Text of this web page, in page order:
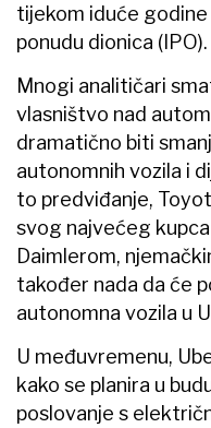
tijekom iduće godine
ponudu dionica (IPO).
Mnogi analitičari
vlasništvo nad
dramatično biti
autonomnih vozila i
to predviđanje,
svog najvećeg
Daimlerom,
također nada da će
autonomna vozila u
U međuvremenu,
kako se planira u
poslovanje s